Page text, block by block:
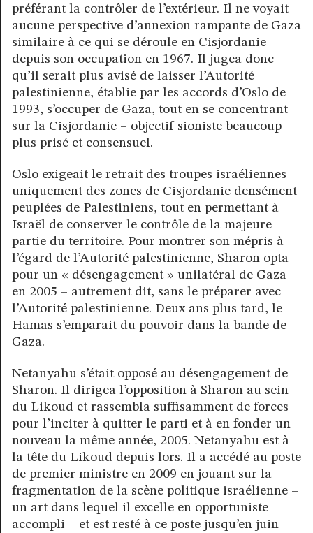
préférant la contrôler de l’extérieur. Il ne voyait
aucune perspective d’annexion rampante de Gaza
similaire à ce qui se déroule en Cisjordanie
depuis son occupation en 1967. Il jugea donc
qu’il serait plus avisé de laisser l’Autorité
palestinienne, établie par les accords d’Oslo de
1993, s’occuper de Gaza, tout en se concentrant
sur la Cisjordanie – objectif sioniste beaucoup
plus prisé et consensuel.
Oslo exigeait le retrait des troupes israéliennes
uniquement des zones de Cisjordanie densément
peuplées de Palestiniens, tout en permettant à
Israël de conserver le contrôle de la majeure
partie du territoire. Pour montrer son mépris à
l’égard de l’Autorité palestinienne, Sharon opta
pour un « désengagement » unilatéral de Gaza
en 2005 – autrement dit, sans le préparer avec
l’Autorité palestinienne. Deux ans plus tard, le
Hamas s’emparait du pouvoir dans la bande de
Gaza.
Netanyahu s’était opposé au désengagement de
Sharon. Il dirigea l’opposition à Sharon au sein
du Likoud et rassembla suffisamment de forces
pour l’inciter à quitter le parti et à en fonder un
nouveau la même année, 2005. Netanyahu est à
la tête du Likoud depuis lors. Il a accédé au poste
de premier ministre en 2009 en jouant sur la
fragmentation de la scène politique israélienne –
un art dans lequel il excelle en opportuniste
accompli – et est resté à ce poste jusqu’en juin